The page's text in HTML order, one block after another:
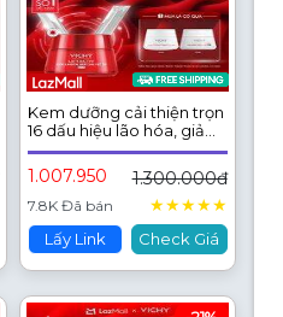
Kem dưỡng cải thiện trọn
16 dấu hiệu lão hóa, giảm
nếp nhăn, săn chắc, sáng
mịn dùng ban ngày Vichy
Collagen 16 50ml
1.007.950 1.300.000đ
7.8K Đã bán ★★★★★
Lấy Link Check Giá